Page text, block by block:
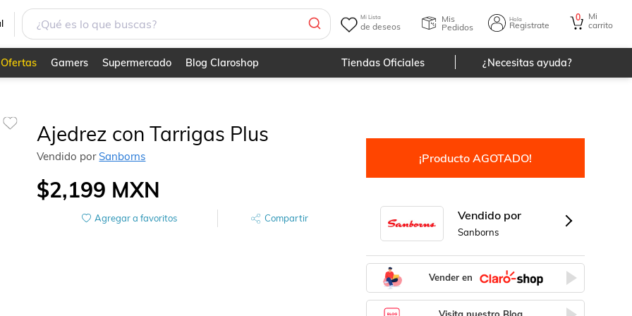
Mi Lista
de deseos
Mis
Pedidos
Hola
Registrate
0
Mi
carrito
Ofertas Gamers Supermercado Blog Claroshop Tiendas Oficiales ¿Necesitas ayuda?
Ajedrez con Tarrigas Plus
Vendido porSanborns
$2,199 MXN
Agregar a favoritos Compartir
¡Producto AGOTADO!
Vendido por
Sanborns
Vender en